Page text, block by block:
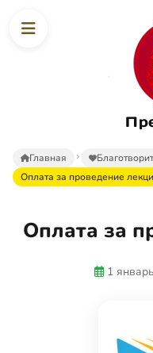
Главная
Оплата за проведение
Оплата за
1